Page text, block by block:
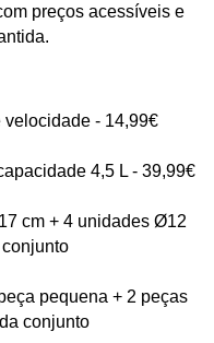
preços acessíveis e
velocidade - 14,99€
4,5 L - 39,99€
cm + 4 unidades Ø12
pequena + 2 peças
conjunto